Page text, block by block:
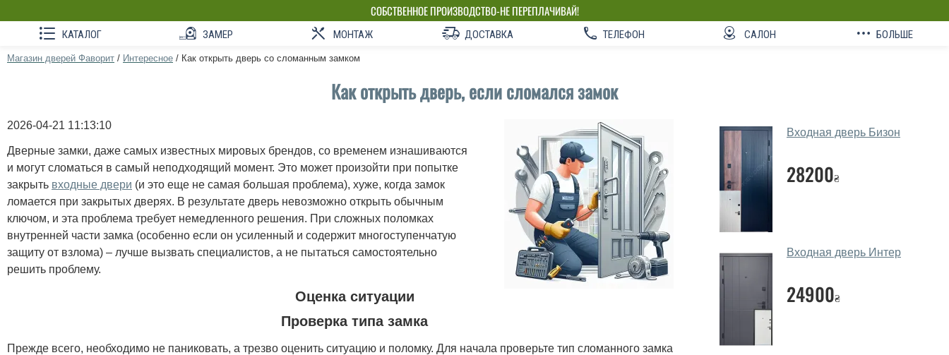
СОБСТВЕННОЕ ПРОИЗВОДСТВО-НЕ ПЕРЕПЛАЧИВАЙ!
КАТАЛОГ ЗАМЕР МОНТАЖ ДОСТАВКА ТЕЛЕФОН САЛОН БОЛЬШЕ
Магазин дверей Фаворит / Интересное / Как открыть дверь со сломанным замком
Как открыть дверь, если сломался замок
2026-04-21 11:13:10
Дверные замки, даже самых известных мировых брендов, со временем изнашиваются
и могут сломаться в самый неподходящий момент. Это может произойти при попытке
закрыть входные двери (и это еще не самая большая проблема), хуже, когда замок
ломается при закрытых дверях. В результате дверь невозможно открыть обычным
ключом, и эта проблема требует немедленного решения. При сложных поломках
внутренней части замка (особенно если он усиленный и содержит многоступенчатую
защиту от взлома) – лучше вызвать специалистов, а не пытаться самостоятельно
решить проблему.
Оценка ситуации
Проверка типа замка
Прежде всего, необходимо не паниковать, а трезво оценить ситуацию и поломку. Для начала проверьте тип сломанного замка
Входная дверь Бизон
28200₴
Входная дверь Интер
24900₴